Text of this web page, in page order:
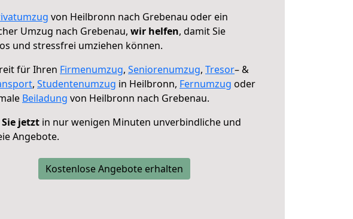
von Heilbronn nach Grebenau oder ein
Umzug nach Grebenau, wir helfen, damit Sie
und stressfrei umziehen können.
für Ihren Firmenumzug, Seniorenumzug, Tresor– &
, Studentenumzug in Heilbronn, Fernumzug oder
Beiladung von Heilbronn nach Grebenau.
jetzt in nur wenigen Minuten unverbindliche und
Angebote.
Kostenlose Angebote erhalten